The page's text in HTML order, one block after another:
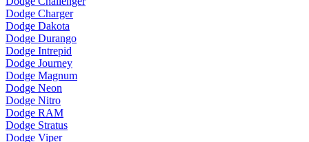
Dodge Charger
Dodge Dakota
Dodge Durango
Dodge Intrepid
Dodge Journey
Dodge Magnum
Dodge Neon
Dodge Nitro
Dodge RAM
Dodge Stratus
Dodge Viper